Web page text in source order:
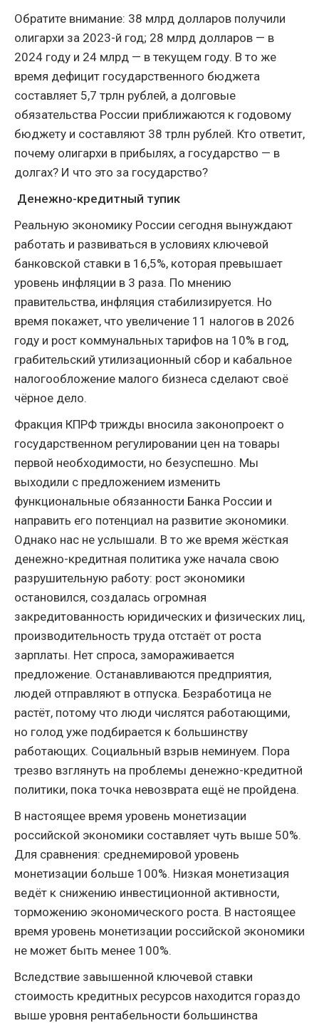
Обратите внимание: 38 млрд долларов получили
олигархи за 2023-й год; 28 млрд долларов — в
2024 году и 24 млрд — в текущем году. В то же
время дефицит государственного бюджета
составляет 5,7 трлн рублей, а долговые
обязательства России приближаются к годовому
бюджету и составляют 38 трлн рублей. Кто ответит,
почему олигархи в прибылях, а государство — в
долгах? И что это за государство?
Денежно-кредитный тупик
Реальную экономику России сегодня вынуждают
работать и развиваться в условиях ключевой
банковской ставки в 16,5%, которая превышает
уровень инфляции в 3 раза. По мнению
правительства, инфляция стабилизируется. Но
время покажет, что увеличение 11 налогов в 2026
году и рост коммунальных тарифов на 10% в год,
грабительский утилизационный сбор и кабальное
налогообложение малого бизнеса сделают своё
чёрное дело.
Фракция КПРФ трижды вносила законопроект о
государственном регулировании цен на товары
первой необходимости, но безуспешно. Мы
выходили с предложением изменить
функциональные обязанности Банка России и
направить его потенциал на развитие экономики.
Однако нас не услышали. В то же время жёсткая
денежно-кредитная политика уже начала свою
разрушительную работу: рост экономики
остановился, создалась огромная
закредитованность юридических и физических лиц,
производительность труда отстаёт от роста
зарплаты. Нет спроса, замораживается
предложение. Останавливаются предприятия,
людей отправляют в отпуска. Безработица не
растёт, потому что люди числятся работающими,
но голод уже подбирается к большинству
работающих. Социальный взрыв неминуем. Пора
трезво взглянуть на проблемы денежно-кредитной
политики, пока точка невозврата ещё не пройдена.
В настоящее время уровень монетизации
российской экономики составляет чуть выше 50%.
Для сравнения: среднемировой уровень
монетизации больше 100%. Низкая монетизация
ведёт к снижению инвестиционной активности,
торможению экономического роста. В настоящее
время уровень монетизации российской экономики
не может быть менее 100%.
Вследствие завышенной ключевой ставки
стоимость кредитных ресурсов находится гораздо
выше уровня рентабельности большинства